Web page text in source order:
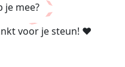
je mee?
voor je steun! ❤️